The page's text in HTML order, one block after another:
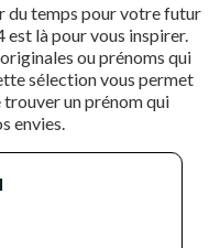
du temps pour votre futur
là pour vous inspirer.
ou prénoms qui
sélection vous permet
trouver un prénom qui
envies.